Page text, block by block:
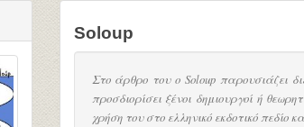
Soloup
Στο άρθρο του ο Soloup παρουσιάζει
προσδιορίσει ξένοι δημιουργοί ή
χρήση του στο ελληνικό εκδοτικό πεδίο